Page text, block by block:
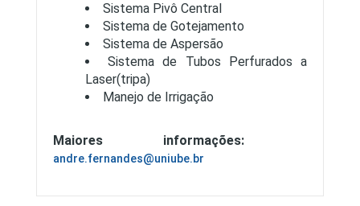
Sistema Pivô Central
Sistema de Gotejamento
Sistema de Aspersão
Sistema de Tubos Perfurados a
Laser(tripa)
Manejo de Irrigação
Maiores informações:
andre.fernandes@uniube.br